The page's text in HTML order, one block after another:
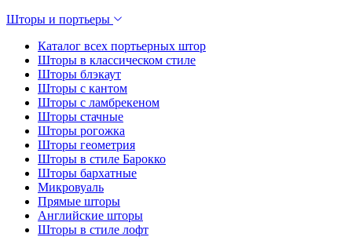
Шторы и портьеры
Каталог всех портьерных штор
Шторы в классическом стиле
Шторы блэкаут
Шторы с кантом
Шторы с ламбрекеном
Шторы стачные
Шторы рогожка
Шторы геометрия
Шторы в стиле Барокко
Шторы бархатные
Микровуаль
Прямые шторы
Английские шторы
Шторы в стиле лофт